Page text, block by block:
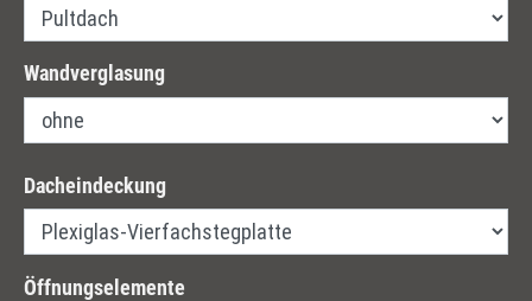
Wandverglasung
Dacheindeckung
Öffnungselemente